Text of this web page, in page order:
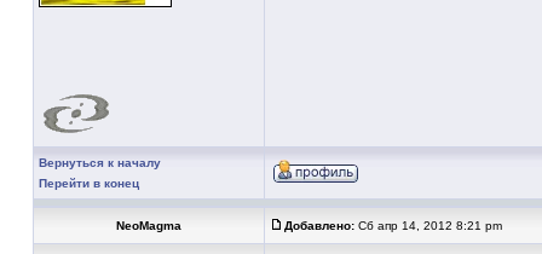
Вернуться к началу
Перейти в конец
NeoMagma Добавлено: Сб апр 14, 2012 8:21 pm